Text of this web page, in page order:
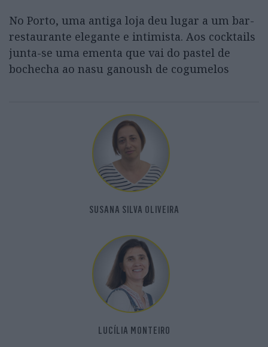
No Porto, uma antiga loja deu lugar a um bar-
restaurante elegante e intimista. Aos cocktails
junta-se uma ementa que vai do pastel de
bochecha ao nasu ganoush de cogumelos
SUSANA SILVA OLIVEIRA
LUCÍLIA MONTEIRO